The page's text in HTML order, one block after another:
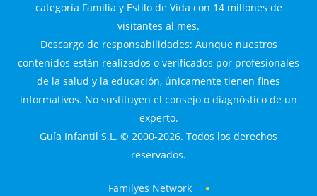
categoría Familia y Estilo de Vida con 14 millones de
visitantes al mes.
Descargo de responsabilidades: Aunque nuestros
contenidos están realizados o verificados por profesionales
de la salud y la educación, únicamente tienen fines
informativos. No sustituyen el consejo o diagnóstico de un
experto.
Guía Infantil S.L. © 2000-2026. Todos los derechos
reservados.
Familyes Network